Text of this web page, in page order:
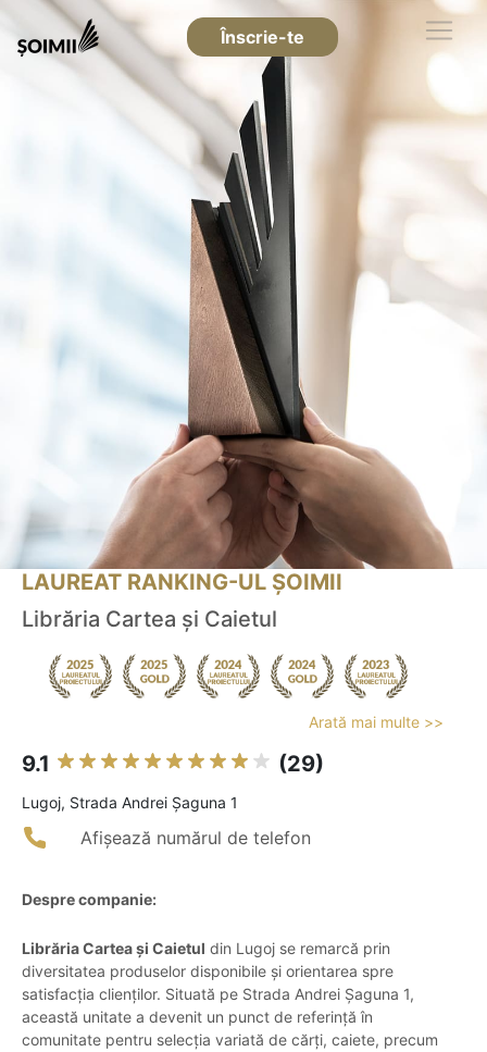
Înscrie-te
LAUREAT RANKING-UL ȘOIMII
Librăria Cartea și Caietul
Arată mai multe >>
9.1 (29)
Lugoj, Strada Andrei Șaguna 1
Afișează numărul de telefon
Despre companie:
Librăria Cartea și Caietul din Lugoj se remarcă prin
diversitatea produselor disponibile și orientarea spre
satisfacția clienților. Situată pe Strada Andrei Șaguna 1,
această unitate a devenit un punct de referință în
comunitate pentru selecția variată de cărți, caiete, precum